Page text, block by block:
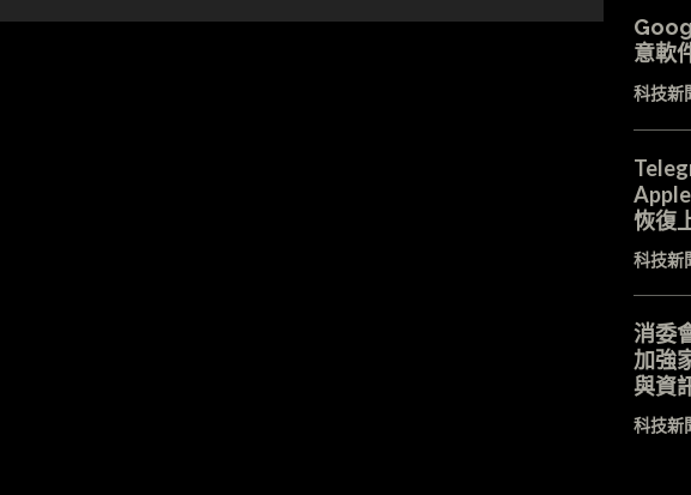
意軟
科技新
恢復
科技新
消委
加強
與資
科技新